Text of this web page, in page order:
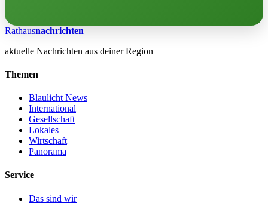
Rathausnachrichten
aktuelle Nachrichten aus deiner Region
Themen
Blaulicht News
International
Gesellschaft
Lokales
Wirtschaft
Panorama
Service
Das sind wir